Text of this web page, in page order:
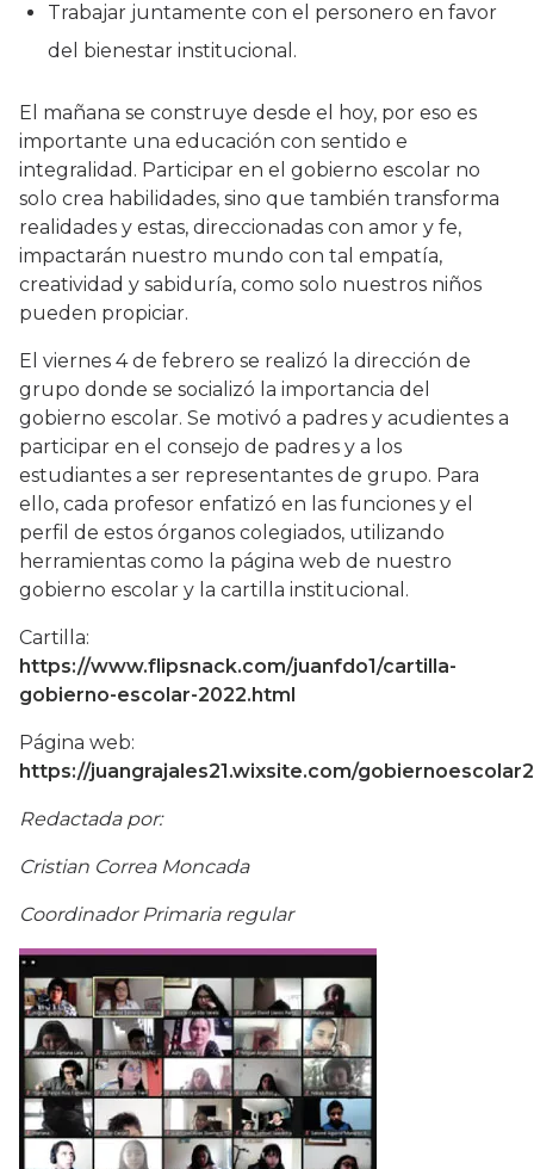
Trabajar juntamente con el personero en favor
del bienestar institucional.
El mañana se construye desde el hoy, por eso es
importante una educación con sentido e
integralidad. Participar en el gobierno escolar no
solo crea habilidades, sino que también transforma
realidades y estas, direccionadas con amor y fe,
impactarán nuestro mundo con tal empatía,
creatividad y sabiduría, como solo nuestros niños
pueden propiciar.
El viernes 4 de febrero se realizó la dirección de
grupo donde se socializó la importancia del
gobierno escolar. Se motivó a padres y acudientes a
participar en el consejo de padres y a los
estudiantes a ser representantes de grupo. Para
ello, cada profesor enfatizó en las funciones y el
perfil de estos órganos colegiados, utilizando
herramientas como la página web de nuestro
gobierno escolar y la cartilla institucional.
Cartilla:
https://www.flipsnack.com/juanfdo1/cartilla-
gobierno-escolar-2022.html
Página web:
https://juangrajales21.wixsite.com/
Redactada por:
Cristian Correa Moncada
Coordinador Primaria regular